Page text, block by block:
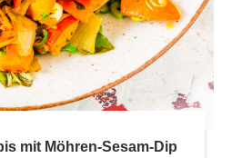
mit Möhren-Sesam-Dip